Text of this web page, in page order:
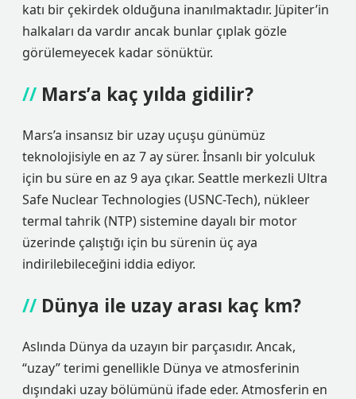
katı bir çekirdek olduğuna inanılmaktadır. Jüpiter’in
halkaları da vardır ancak bunlar çıplak gözle
görülemeyecek kadar sönüktür.
Mars’a kaç yılda gidilir?
Mars’a insansız bir uzay uçuşu günümüz
teknolojisiyle en az 7 ay sürer. İnsanlı bir yolculuk
için bu süre en az 9 aya çıkar. Seattle merkezli Ultra
Safe Nuclear Technologies (USNC-Tech), nükleer
termal tahrik (NTP) sistemine dayalı bir motor
üzerinde çalıştığı için bu sürenin üç aya
indirilebileceğini iddia ediyor.
Dünya ile uzay arası kaç km?
Aslında Dünya da uzayın bir parçasıdır. Ancak,
“uzay” terimi genellikle Dünya ve atmosferinin
dışındaki uzay bölümünü ifade eder. Atmosferin en